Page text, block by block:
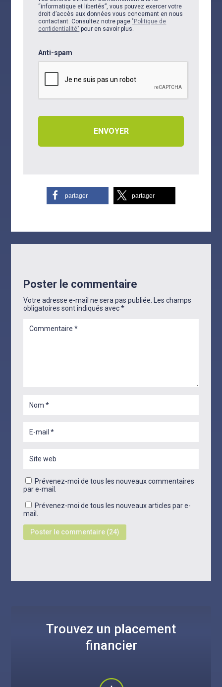
Trouvez un placement
financier
“informatique et libertés”, vous pouvez exercer votre
droit d’accès aux données vous concernant en nous
contactant. Consultez notre page "Politique de
confidentialité" pour en savoir plus.
Anti-spam
partager partager
Poster le commentaire
Votre adresse e-mail ne sera pas publiée.
Les champs
obligatoires sont indiqués avec*
Prévenez-moi de tous les nouveaux commentaires
par e-mail.
Prévenez-moi de tous les nouveaux articles par e-
mail.